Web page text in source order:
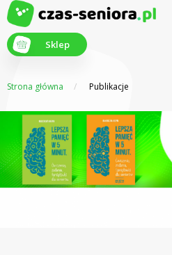
Sklep
Z myślą o
Strona główna Publikacje